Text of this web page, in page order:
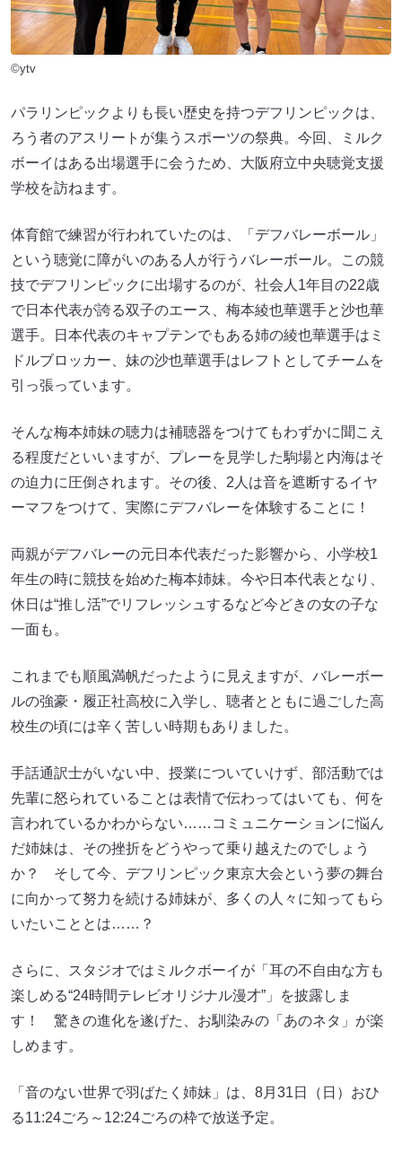
©ytv
パラリンピックよりも長い歴史を持つデフリンピックは、
ろう者のアスリートが集うスポーツの祭典。今回、ミルク
ボーイはある出場選手に会うため、大阪府立中央聴覚支援
学校を訪ねます。
体育館で練習が行われていたのは、「デフバレーボール」
という聴覚に障がいのある人が行うバレーボール。この競
技でデフリンピックに出場するのが、社会人1年目の22歳
で日本代表が誇る双子のエース、梅本綾也華選手と沙也華
選手。日本代表のキャプテンでもある姉の綾也華選手はミ
ドルブロッカー、妹の沙也華選手はレフトとしてチームを
引っ張っています。
そんな梅本姉妹の聴力は補聴器をつけてもわずかに聞こえ
る程度だといいますが、プレーを見学した駒場と内海はそ
の迫力に圧倒されます。その後、2人は音を遮断するイヤ
ーマフをつけて、実際にデフバレーを体験することに！
両親がデフバレーの元日本代表だった影響から、小学校1
年生の時に競技を始めた梅本姉妹。今や日本代表となり、
休日は“推し活”でリフレッシュするなど今どきの女の子な
一面も。
これまでも順風満帆だったように見えますが、バレーボー
ルの強豪・履正社高校に入学し、聴者とともに過ごした高
校生の頃には辛く苦しい時期もありました。
手話通訳士がいない中、授業についていけず、部活動では
先輩に怒られていることは表情で伝わってはいても、何を
言われているかわからない……コミュニケーションに悩ん
だ姉妹は、その挫折をどうやって乗り越えたのでしょう
か？ そして今、デフリンピック東京大会という夢の舞台
に向かって努力を続ける姉妹が、多くの人々に知ってもら
いたいこととは……？
さらに、スタジオではミルクボーイが「耳の不自由な方も
楽しめる“24時間テレビオリジナル漫才”」を披露しま
す！ 驚きの進化を遂げた、お馴染みの「あのネタ」が楽
しめます。
「音のない世界で羽ばたく姉妹」は、8月31日（日）おひ
る11:24ごろ～12:24ごろの枠で放送予定。